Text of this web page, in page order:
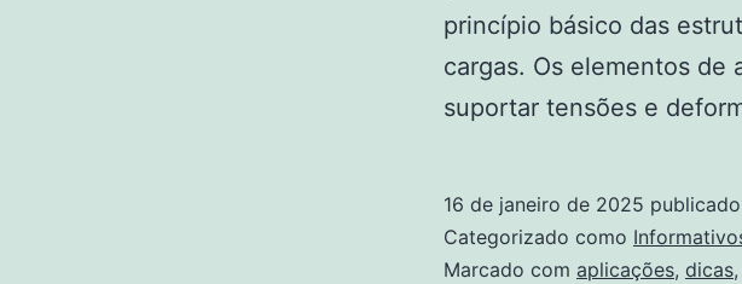
princípio básico das
cargas. Os elementos de
suportar tensões e
16 de janeiro de 2025 publicado
Categorizado como
Marcado com aplicações, dicas,